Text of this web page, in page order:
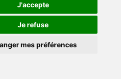
J'accepte
Je refuse
mes préférences
J'accepte
Je refuse
mes préférences